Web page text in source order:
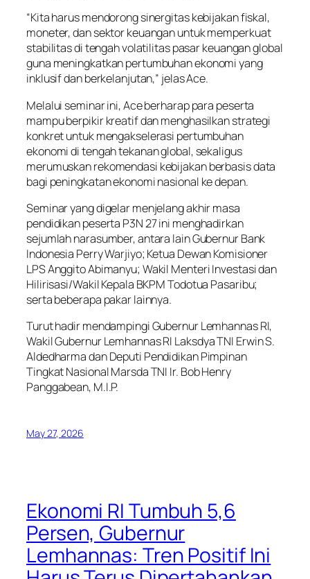
“Kita harus mendorong sinergitas kebijakan fiskal,
moneter, dan sektor keuangan untuk memperkuat
stabilitas di tengah volatilitas pasar keuangan global
guna meningkatkan pertumbuhan ekonomi yang
inklusif dan berkelanjutan,” jelas Ace.
Melalui seminar ini, Ace berharap para peserta
mampu berpikir kreatif dan menghasilkan strategi
konkret untuk mengakselerasi pertumbuhan
ekonomi di tengah tekanan global, sekaligus
merumuskan rekomendasi kebijakan berbasis data
bagi peningkatan ekonomi nasional ke depan.
Seminar yang digelar menjelang akhir masa
pendidikan peserta P3N 27 ini menghadirkan
sejumlah narasumber, antara lain Gubernur Bank
Indonesia Perry Warjiyo; Ketua Dewan Komisioner
LPS Anggito Abimanyu; Wakil Menteri Investasi dan
Hilirisasi/Wakil Kepala BKPM Todotua Pasaribu;
serta beberapa pakar lainnya.
Turut hadir mendampingi Gubernur Lemhannas RI,
Wakil Gubernur Lemhannas RI Laksdya TNI Erwin S.
Aldedharma dan Deputi Pendidikan Pimpinan
Tingkat Nasional Marsda TNI Ir. Bob Henry
Panggabean, M.I.P.
May 27, 2026
Ekonomi RI Tumbuh 5,6
Persen, Gubernur
Lemhannas: Tren Positif Ini